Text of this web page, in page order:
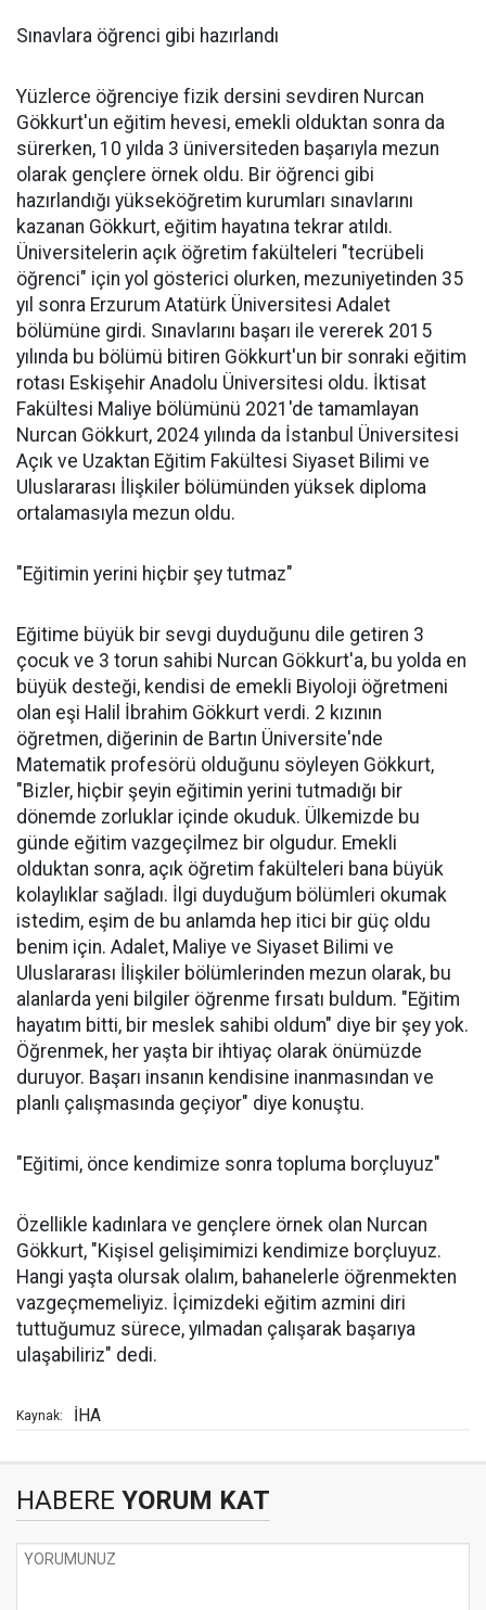
Sınavlara öğrenci gibi hazırlandı
Yüzlerce öğrenciye fizik dersini sevdiren Nurcan
Gökkurt'un eğitim hevesi, emekli olduktan sonra da
sürerken, 10 yılda 3 üniversiteden başarıyla mezun
olarak gençlere örnek oldu. Bir öğrenci gibi
hazırlandığı yükseköğretim kurumları sınavlarını
kazanan Gökkurt, eğitim hayatına tekrar atıldı.
Üniversitelerin açık öğretim fakülteleri "tecrübeli
öğrenci" için yol gösterici olurken, mezuniyetinden 35
yıl sonra Erzurum Atatürk Üniversitesi Adalet
bölümüne girdi. Sınavlarını başarı ile vererek 2015
yılında bu bölümü bitiren Gökkurt'un bir sonraki eğitim
rotası Eskişehir Anadolu Üniversitesi oldu. İktisat
Fakültesi Maliye bölümünü 2021'de tamamlayan
Nurcan Gökkurt, 2024 yılında da İstanbul Üniversitesi
Açık ve Uzaktan Eğitim Fakültesi Siyaset Bilimi ve
Uluslararası İlişkiler bölümünden yüksek diploma
ortalamasıyla mezun oldu.
"Eğitimin yerini hiçbir şey tutmaz"
Eğitime büyük bir sevgi duyduğunu dile getiren 3
çocuk ve 3 torun sahibi Nurcan Gökkurt'a, bu yolda en
büyük desteği, kendisi de emekli Biyoloji öğretmeni
olan eşi Halil İbrahim Gökkurt verdi. 2 kızının
öğretmen, diğerinin de Bartın Üniversite'nde
Matematik profesörü olduğunu söyleyen Gökkurt,
"Bizler, hiçbir şeyin eğitimin yerini tutmadığı bir
dönemde zorluklar içinde okuduk. Ülkemizde bu
günde eğitim vazgeçilmez bir olgudur. Emekli
olduktan sonra, açık öğretim fakülteleri bana büyük
kolaylıklar sağladı. İlgi duyduğum bölümleri okumak
istedim, eşim de bu anlamda hep itici bir güç oldu
benim için. Adalet, Maliye ve Siyaset Bilimi ve
Uluslararası İlişkiler bölümlerinden mezun olarak, bu
alanlarda yeni bilgiler öğrenme fırsatı buldum. "Eğitim
hayatım bitti, bir meslek sahibi oldum" diye bir şey yok.
Öğrenmek, her yaşta bir ihtiyaç olarak önümüzde
duruyor. Başarı insanın kendisine inanmasından ve
planlı çalışmasında geçiyor" diye konuştu.
"Eğitimi, önce kendimize sonra topluma borçluyuz"
Özellikle kadınlara ve gençlere örnek olan Nurcan
Gökkurt, "Kişisel gelişimimizi kendimize borçluyuz.
Hangi yaşta olursak olalım, bahanelerle öğrenmekten
vazgeçmemeliyiz. İçimizdeki eğitim azmini diri
tuttuğumuz sürece, yılmadan çalışarak başarıya
ulaşabiliriz" dedi.
Kaynak: İHA
HABERE YORUM KAT